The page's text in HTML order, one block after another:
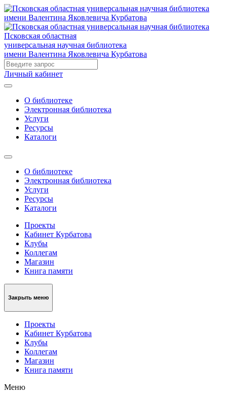
Псковская областная
универсальная научная библиотека
имени Валентина Яковлевича Курбатова
Личный кабинет
О библиотеке
Электронная библиотека
Услуги
Ресурсы
Каталоги
О библиотеке
Электронная библиотека
Услуги
Ресурсы
Каталоги
Проекты
Кабинет Курбатова
Клубы
Коллегам
Магазин
Книга памяти
Закрыть меню
Проекты
Кабинет Курбатова
Клубы
Коллегам
Магазин
Книга памяти
Меню